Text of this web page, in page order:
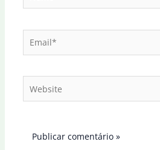
Email*
Website